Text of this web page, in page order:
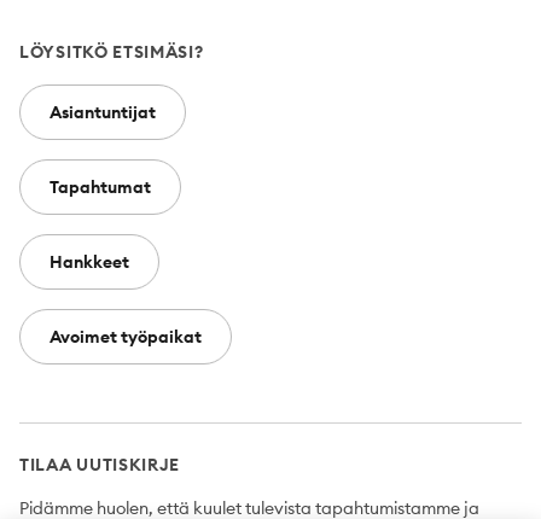
LÖYSITKÖ ETSIMÄSI?
Asiantuntijat
Tapahtumat
Hankkeet
Avoimet työpaikat
TILAA UUTISKIRJE
Pidämme huolen, että kuulet tulevista tapahtumistamme ja